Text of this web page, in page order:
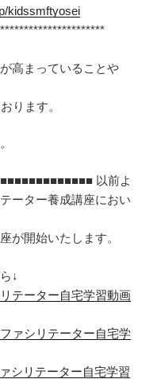
kidssmftyosei
高まっていることや
ります。
以前よ
ーター養成講座におい
が開始いたします。
↓
テーター自宅学習動画
ァシリテーター自宅学
シリテーター自宅学習